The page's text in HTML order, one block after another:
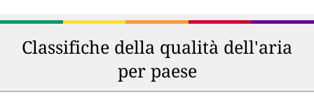
Classifiche della qualità dell'aria
per paese